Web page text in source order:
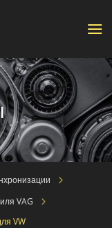
VAG
VW